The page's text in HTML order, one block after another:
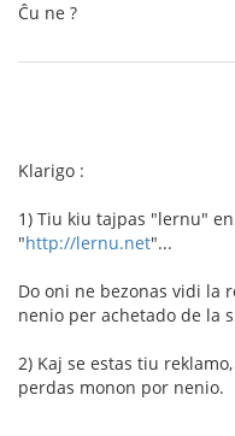
Ĉu ne ?
Klarigo :
1) Tiu kiu tajpas "lernu"
"http://lernu.net"...
Do oni ne bezonas vidi la
nenio per achetado de la
2) Kaj se estas tiu
perdas monon por nenio.